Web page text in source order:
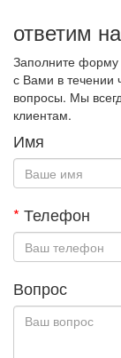
ответим
Заполните форму
с Вами в течении
вопросы. Мы
клиентам.
Имя
* Телефон
Вопрос